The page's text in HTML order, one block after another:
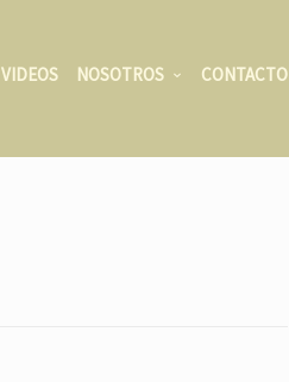
VIDEOS NOSOTROS CONTACTO